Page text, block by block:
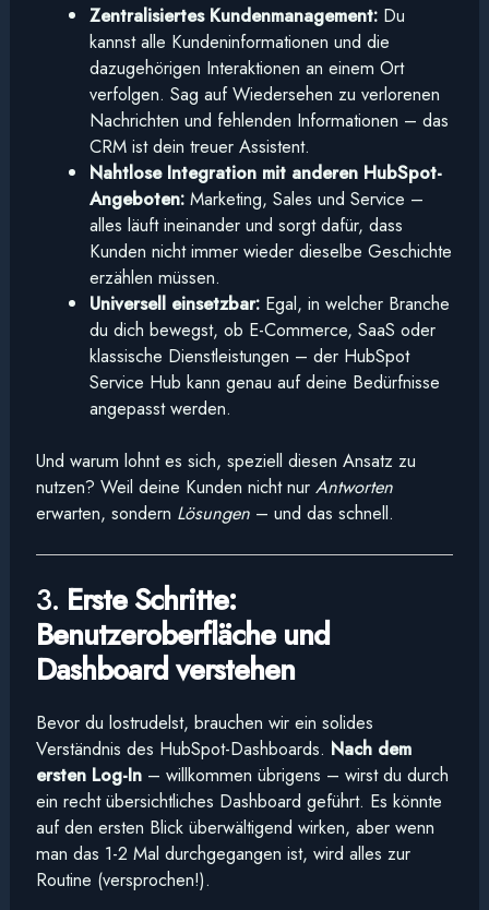
Zentralisiertes Kundenmanagement: Du
kannst alle Kundeninformationen und die
dazugehörigen Interaktionen an einem Ort
verfolgen. Sag auf Wiedersehen zu verlorenen
Nachrichten und fehlenden Informationen – das
CRM ist dein treuer Assistent.
Nahtlose Integration mit anderen HubSpot-
Angeboten: Marketing, Sales und Service –
alles läuft ineinander und sorgt dafür, dass
Kunden nicht immer wieder dieselbe Geschichte
erzählen müssen.
Universell einsetzbar: Egal, in welcher Branche
du dich bewegst, ob E-Commerce, SaaS oder
klassische Dienstleistungen – der HubSpot
Service Hub kann genau auf deine Bedürfnisse
angepasst werden.
Und warum lohnt es sich, speziell diesen Ansatz zu
nutzen? Weil deine Kunden nicht nur Antworten
erwarten, sondern Lösungen– und das schnell.
3. Erste Schritte:
Benutzeroberfläche und
Dashboard verstehen
Bevor du lostrudelst, brauchen wir ein solides
Verständnis des HubSpot-Dashboards. Nach dem
ersten Log-In– willkommen übrigens – wirst du durch
ein recht übersichtliches Dashboard geführt. Es könnte
auf den ersten Blick überwältigend wirken, aber wenn
man das 1-2 Mal durchgegangen ist, wird alles zur
Routine (versprochen!).